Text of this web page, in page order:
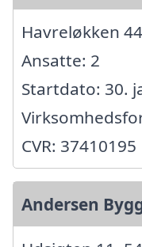
Havreløkken
Ansatte: 2
Startdato: 30.
CVR: 37410195
Andersen